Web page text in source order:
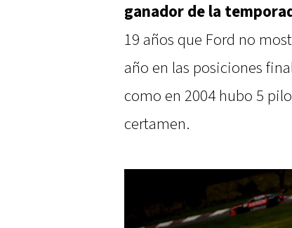
ganador de la
19 años que Ford no
año en las posiciones
como en 2004 hubo 5
certamen.